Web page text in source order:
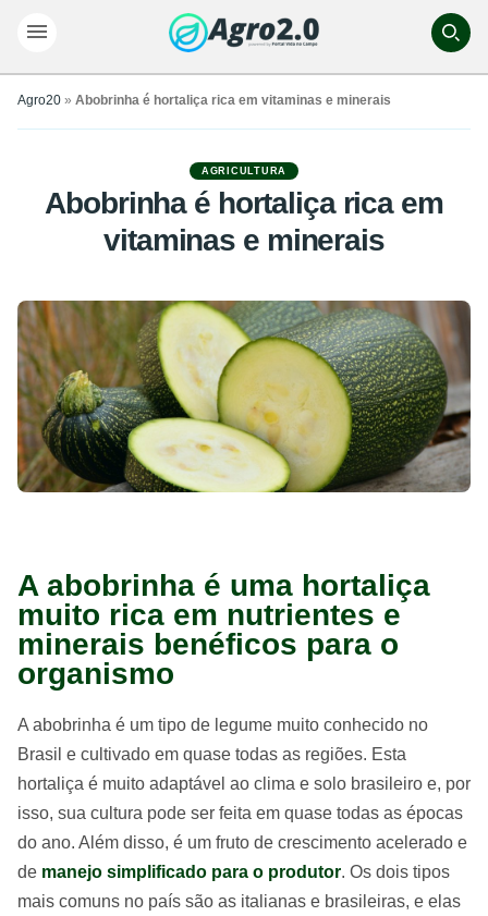
Agro20 » Abobrinha é hortaliça rica em vitaminas e minerais
AGRICULTURA
Abobrinha é hortaliça rica em
vitaminas e minerais
A abobrinha é uma hortaliça
muito rica em nutrientes e
minerais benéficos para o
organismo
A abobrinha é um tipo de legume muito conhecido no
Brasil e cultivado em quase todas as regiões. Esta
hortaliça é muito adaptável ao clima e solo brasileiro e, por
isso, sua cultura pode ser feita em quase todas as épocas
do ano. Além disso, é um fruto de crescimento acelerado e
de manejo simplificado para o produtor. Os dois tipos
mais comuns no país são as italianas e brasileiras, e elas